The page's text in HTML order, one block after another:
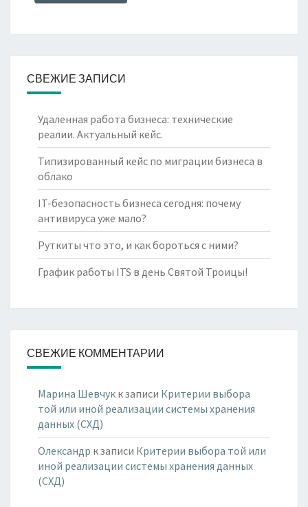
СВЕЖИЕ ЗАПИСИ
Удаленная работа бизнеса: технические
реалии. Актуальный кейс.
Типизированный кейс по миграции бизнеса в
облако
IT-безопасность бизнеса сегодня: почему
антивируса уже мало?
Руткиты что это, и как бороться с ними?
График работы ITS в день Святой Троицы!
СВЕЖИЕ КОММЕНТАРИИ
Марина Шевчук к записи Критерии выбора
той или иной реализации системы хранения
данных (СХД)
Олександр к записи Критерии выбора той или
иной реализации системы хранения данных
(СХД)